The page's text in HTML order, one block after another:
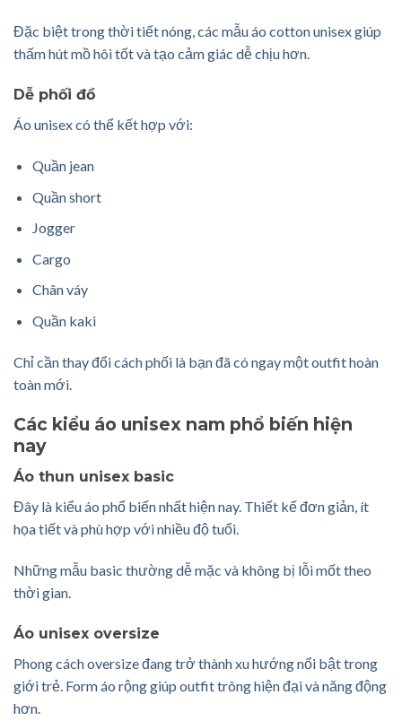
Đặc biệt trong thời tiết nóng, các mẫu áo cotton unisex giúp
thấm hút mồ hôi tốt và tạo cảm giác dễ chịu hơn.
Dễ phối đồ
Áo unisex có thể kết hợp với:
Quần jean
Quần short
Jogger
Cargo
Chân váy
Quần kaki
Chỉ cần thay đổi cách phối là bạn đã có ngay một outfit hoàn
toàn mới.
Các kiểu áo unisex nam phổ biến hiện
nay
Áo thun unisex basic
Đây là kiểu áo phổ biến nhất hiện nay. Thiết kế đơn giản, ít
họa tiết và phù hợp với nhiều độ tuổi.
Những mẫu basic thường dễ mặc và không bị lỗi mốt theo
thời gian.
Áo unisex oversize
Phong cách oversize đang trở thành xu hướng nổi bật trong
giới trẻ. Form áo rộng giúp outfit trông hiện đại và năng động
hơn.